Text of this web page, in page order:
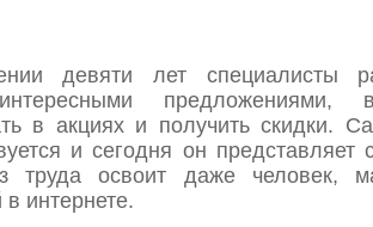
девяти лет специалисты
предложениями,
в акциях и получить скидки.
и сегодня он представляет
труда освоит даже человек,
интернете.